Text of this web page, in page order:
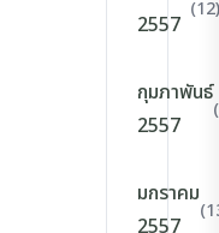
2557
(12)
กุมภาพันธ์
2557
มกราคม
2557